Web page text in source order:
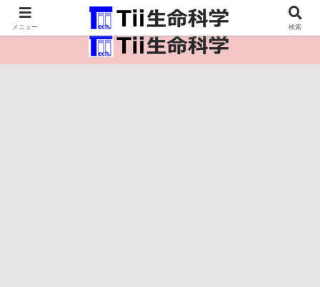
医療保健・生命・生物の情報インフラ。
メニュー 検索